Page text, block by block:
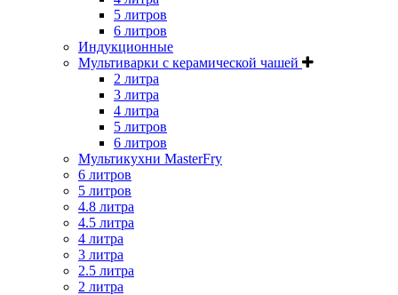
5 литров
6 литров
Индукционные
Мультиварки с керамической чашей
2 литра
3 литра
4 литра
5 литров
6 литров
Мультикухни MasterFry
6 литров
5 литров
4.8 литра
4.5 литра
4 литра
3 литра
2.5 литра
2 литра